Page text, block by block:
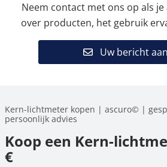
Neem contact met ons op als
over producten, het gebruik
Uw bericht
Kern-lichtmeter kopen | ascuro© |
persoonlijk advies
Koop een Kern-
€